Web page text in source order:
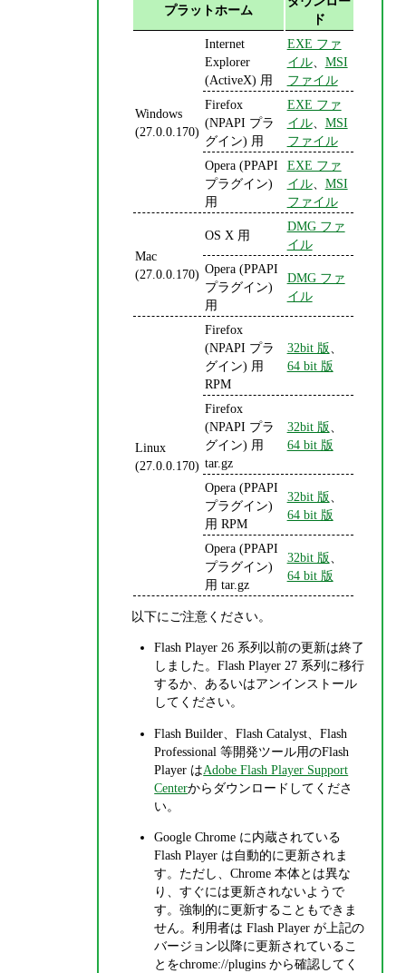
プラットホーム
ド
Windows
(27.0.0.170)
Internet
Explorer
(ActiveX) 用
EXE ファ
イル、 MSI
ファイル
Firefox
(NPAPI プラ
グイン) 用
EXE ファ
イル、 MSI
ファイル
Opera (PPAPI
プラグイン)
用
EXE ファ
イル、 MSI
ファイル
Mac
(27.0.0.170)
OS X 用
DMG ファ
イル
Opera (PPAPI
プラグイン)
用
DMG ファ
イル
Linux
(27.0.0.170)
Firefox
(NPAPI プラ
グイン) 用
RPM
32bit 版
64 bit 版
Firefox
(NPAPI プラ
グイン) 用
tar.gz
32bit 版
64 bit 版
Opera (PPAPI
プラグイン)
用 RPM
32bit 版
64 bit 版
Opera (PPAPI
プラグイン)
用 tar.gz
32bit 版
64 bit 版
以下にご注意ください。
Flash Player 26 系列以前の更新は終了
しました。Flash Player 27 系列に移行
するか、あるいはアンインストール
してください。
Flash Builder、Flash Catalyst、Flash
Professional 等開発ツール用のFlash
Player はAdobe Flash Player Support
Centerからダウンロードしてくださ
い。
Google Chrome に内蔵されている
Flash Player は自動的に更新されま
す。ただし、Chrome 本体とは異な
り、すぐには更新されないようで
す。強制的に更新することもできま
せん。利用者は Flash Player が上記の
バージョン以降に更新されているこ
とをchrome://plugins から確認してく